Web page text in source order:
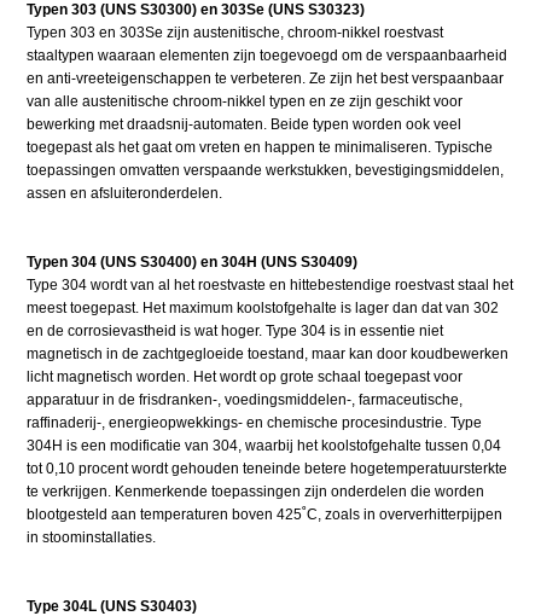
Typen 303 (UNS S30300) en 303Se (UNS S30323)
Typen 303 en 303Se zijn austenitische, chroom-nikkel roestvast
staaltypen waaraan elementen zijn toegevoegd om de verspaanbaarheid
en anti-vreeteigenschappen te verbeteren. Ze zijn het best verspaanbaar
van alle austenitische chroom-nikkel typen en ze zijn geschikt voor
bewerking met draadsnij-automaten. Beide typen worden ook veel
toegepast als het gaat om vreten en happen te minimaliseren. Typische
toepassingen omvatten verspaande werkstukken, bevestigingsmiddelen,
assen en afsluiteronderdelen.
Typen 304 (UNS S30400) en 304H (UNS S30409)
Type 304 wordt van al het roestvaste en hittebestendige roestvast staal het
meest toegepast. Het maximum koolstofgehalte is lager dan dat van 302
en de corrosievastheid is wat hoger. Type 304 is in essentie niet
magnetisch in de zachtgegloeide toestand, maar kan door koudbewerken
licht magnetisch worden. Het wordt op grote schaal toegepast voor
apparatuur in de frisdranken-, voedingsmiddelen-, farmaceutische,
raffinaderij-, energieopwekkings- en chemische procesindustrie. Type
304H is een modificatie van 304, waarbij het koolstofgehalte tussen 0,04
tot 0,10 procent wordt gehouden teneinde betere hogetemperatuursterkte
te verkrijgen. Kenmerkende toepassingen zijn onderdelen die worden
blootgesteld aan temperaturen boven 425˚C, zoals in oververhitterpijpen
in stoominstallaties.
Type 304L (UNS S30403)